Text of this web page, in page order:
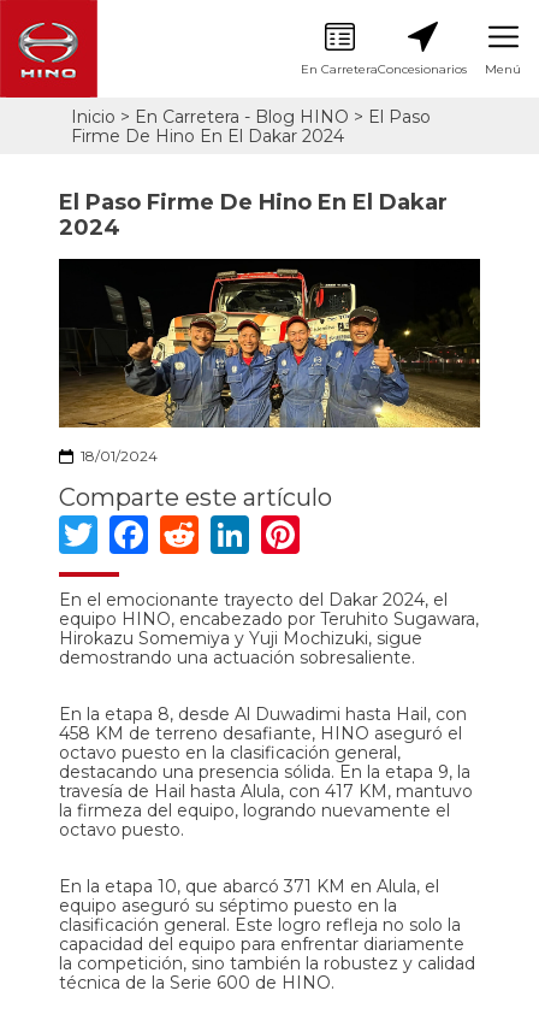
contenido
En CarreteraConcesionarios Menú
Sobrescribir
enlaces
ayuda
a
la
navegación
Inicio En Carretera - Blog HINO
El Paso
Firme De Hino En El Dakar 2024
El Paso Firme De Hino En El Dakar
2024
18/01/2024
Comparte este artículo
Twitter
Facebook
RedditLinkedIn
En el emocionante trayecto del Dakar 2024, el
equipo HINO, encabezado por Teruhito Sugawara,
Hirokazu Somemiya y Yuji Mochizuki, sigue
demostrando una actuación sobresaliente.
En la etapa 8, desde Al Duwadimi hasta Hail, con
458 KM de terreno desafiante, HINO aseguró el
octavo puesto en la clasificación general,
destacando una presencia sólida. En la etapa 9, la
travesía de Hail hasta Alula, con 417 KM, mantuvo
la firmeza del equipo, logrando nuevamente el
octavo puesto.
En la etapa 10, que abarcó 371 KM en Alula, el
equipo aseguró su séptimo puesto en la
clasificación general. Este logro refleja no solo la
capacidad del equipo para enfrentar diariamente
la competición, sino también la robustez y calidad
técnica de la Serie 600 de HINO.